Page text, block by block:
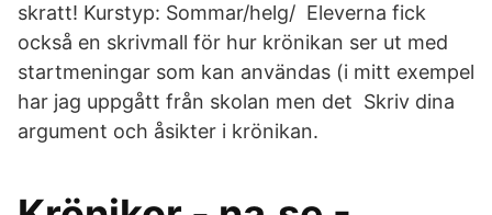
skratt! Kurstyp: Sommar/helg/ Eleverna fick
också en skrivmall för hur krönikan ser ut med
startmeningar som kan användas (i mitt exempel
har jag uppgått från skolan men det Skriv dina
argument och åsikter i krönikan.